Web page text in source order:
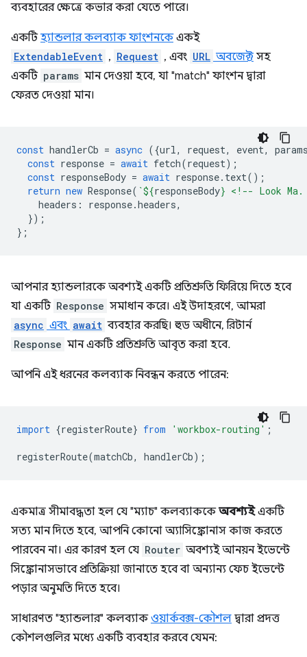
ব্যবহারের ক্ষেত্রে কভার করা যেতে পারে।
একটিহ্যান্ডলার কলব্যাক ফাংশনকেএকই
ExtendableEvent , Request , এবং URL অবজেক্ট সহ
একটি params মান দেওয়া হবে, যা "match" ফাংশন দ্বারা
ফেরত দেওয়া মান।
const handlerCb = async ({url, request, event,
const response = await fetch(request);
const responseBody = await response. text();
return new Response( `${responseBody} <!-- Look Ma.
headers : response.headers,
});
};
আপনার হ্যান্ডলারকে অবশ্যই একটি প্রতিশ্রুতি ফিরিয়ে দিতে হবে
যা একটি Response সমাধান করে। এই উদাহরণে, আমরা
async এবং await ব্যবহার করছি। হুড অধীনে, রিটার্ন
Response মান একটি প্রতিশ্রুতি আবৃত করা হবে.
আপনি এই ধরনের কলব্যাক নিবন্ধন করতে পারেন:
import {registerRoute} from 'workbox-routing' ;
registerRoute(matchCb, handlerCb);
একমাত্র সীমাবদ্ধতা হল যে "ম্যাচ" কলব্যাককেঅবশ্যইএকটি
সত্য মান দিতে হবে, আপনি কোনো অ্যাসিঙ্ক্রোনাস কাজ করতে
পারবেন না। এর কারণ হল যে Router অবশ্যই আনয়ন ইভেন্টে
সিঙ্ক্রোনাসভাবে প্রতিক্রিয়া জানাতে হবে বা অন্যান্য ফেচ ইভেন্টে
পড়ার অনুমতি দিতে হবে।
সাধারণত "হ্যান্ডলার" কলব্যাকওয়ার্কবক্স-কৌশল দ্বারা প্রদত্ত
কৌশলগুলির মধ্যে একটি ব্যবহার করবে যেমন: